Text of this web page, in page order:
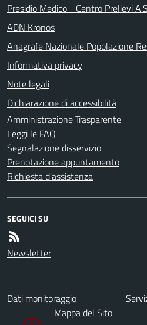
Presidio Medico - Centro Prelievi
ADN Kronos
Anagrafe Nazionale Popolazione
Informativa privacy
Note legali
Dichiarazione di accessibilità
Amministrazione Trasparente
Leggi le FAQ
Segnalazione disservizio
Prenotazione appuntamento
Richiesta d'assistenza
SEGUICI SU
Newsletter
Dati monitoraggio
Mappa del Sito